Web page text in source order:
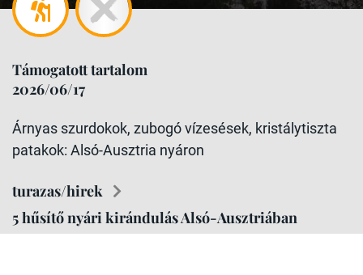
Támogatott tartalom
2026/06/17
Árnyas szurdokok, zubogó vízesések, kristálytiszta
patakok: Alsó-Ausztria nyáron
turazas/hirek
5 hűsítő nyári kirándulás Alsó-Ausztriában